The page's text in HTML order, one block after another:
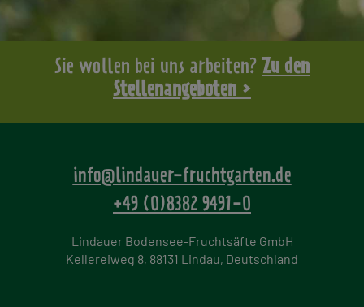
Sie wollen bei uns arbeiten? Zu den
Stellenangeboten >
info@lindauer-fruchtgarten.de
+49 (0)8382 9491-0
Lindauer Bodensee-Fruchtsäfte GmbH
Kellereiweg 8, 88131 Lindau, Deutschland